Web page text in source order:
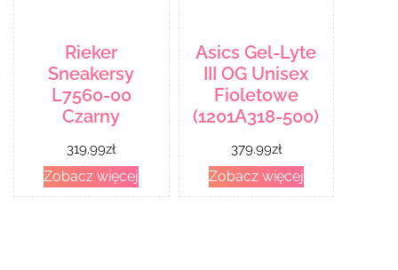
Rieker
Sneakersy
L7560-00
Czarny
319.99zł
Zobacz więcej
Asics Gel-Lyte
III OG Unisex
Fioletowe
(1201A318-500)
379.99zł
Zobacz więcej